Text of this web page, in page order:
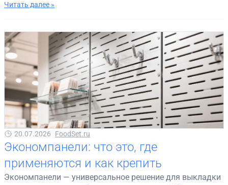
Читать далее »
20.07.2026 FoodSet.ru
Экономпанели: что это, где
применяются и как крепить
Экономпанели — универсальное решение для выкладки